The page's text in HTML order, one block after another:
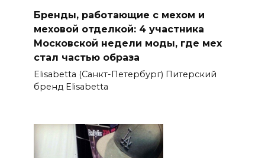
Бренды, работающие с мехом и
меховой отделкой: 4 участника
Московской недели моды, где мех
стал частью образа
Elisabetta (Санкт-Петербург) Питерский
бренд Elisabetta